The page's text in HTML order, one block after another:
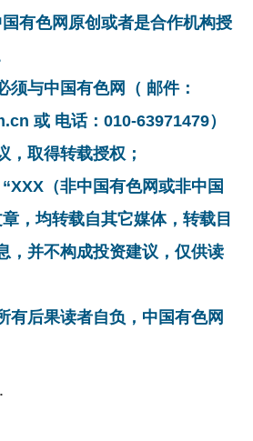
有色网原创或者是合作机构授
须与中国有色网（ 邮件：
或 电话：010-63971479）
，取得转载授权；
（非中国有色网或非中国
，均转载自其它媒体，转载目
，并不构成投资建议，仅供读
有后果读者自负，中国有色网